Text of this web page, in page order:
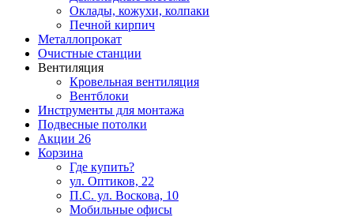
Оклады, кожухи, колпаки
Печной кирпич
Металлопрокат
Очистные станции
Вентиляция
Кровельная вентиляция
Вентблоки
Инструменты для монтажа
Подвесные потолки
Акции 26
Корзина
Где купить?
ул. Оптиков, 22
П.С. ул. Воскова, 10
Мобильные офисы